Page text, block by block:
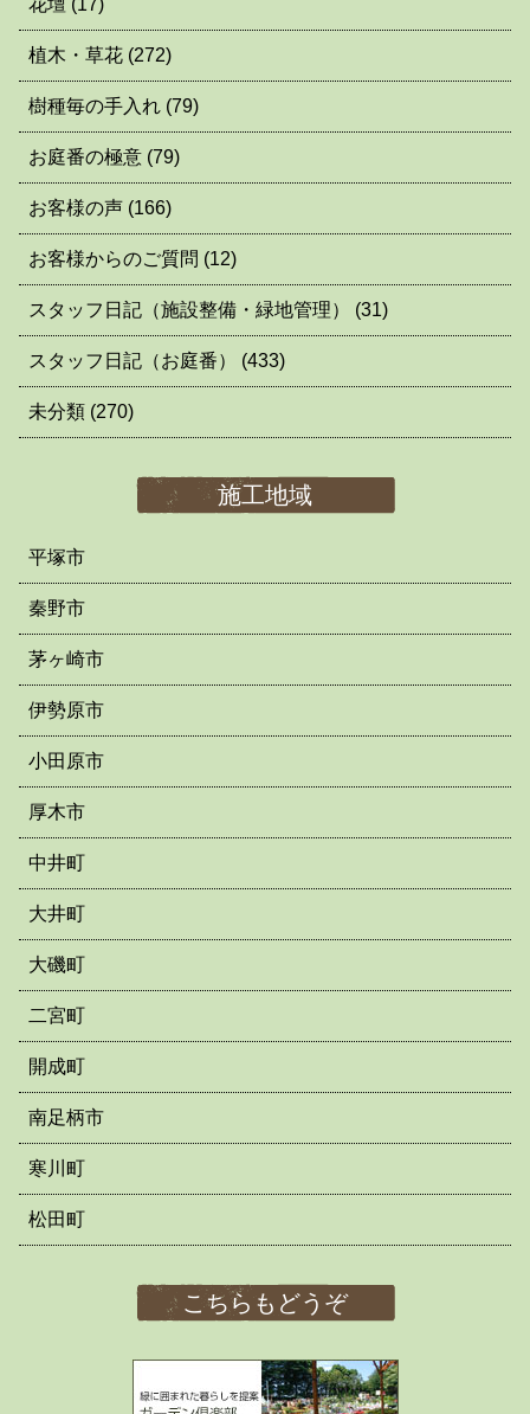
植木・草花 (272)
樹種毎の手入れ (79)
お庭番の極意 (79)
お客様の声 (166)
お客様からのご質問 (12)
スタッフ日記（施設整備・緑地管理） (31)
スタッフ日記（お庭番） (433)
未分類 (270)
施工地域
平塚市
秦野市
茅ヶ崎市
伊勢原市
小田原市
厚木市
中井町
大井町
大磯町
二宮町
開成町
南足柄市
寒川町
松田町
こちらもどうぞ